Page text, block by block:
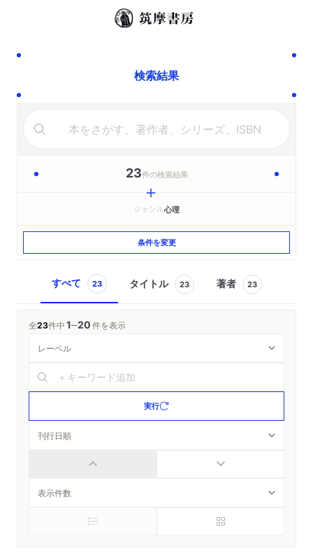
検索結果
23件の検索結果
ジャンル心理
条件を変更
すべて 23 タイトル 23 著者 23
全23件中1─20件を表示
実行